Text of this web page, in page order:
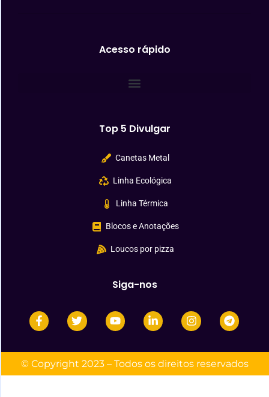
Acesso rápido
Top 5 Divulgar
Canetas Metal
Linha Ecológica
Linha Térmica
Blocos e Anotações
Loucos por pizza
Siga-nos
© Copyright 2023 – Todos os direitos reservados